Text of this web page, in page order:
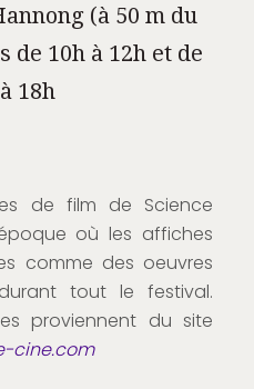
(à 50 m du
de 10h à 12h et de
18h
de film de Science
où les affiches
comme des oeuvres
tout le festival.
proviennent du site
cine.com